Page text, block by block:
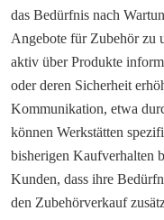
das Bedürfnis nach
Angebote für Zubehör zu
aktiv über Produkte
oder deren Sicherheit
Kommunikation, etwa
können Werkstätten
bisherigen Kaufverhalten
Kunden, dass ihre
den Zubehörverkauf